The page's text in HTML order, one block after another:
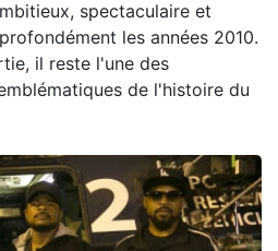
spectaculaire et
les années 2010.
il reste l'une des
de l'histoire du